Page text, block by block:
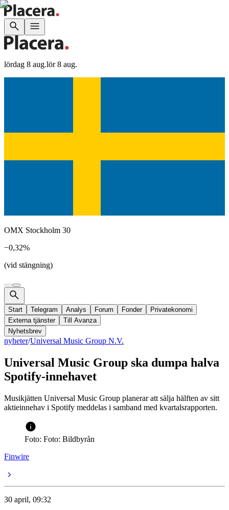
lördag 8 aug.lör 8 aug.
OMX Stockholm 30
−0,32%
(vid stängning)
Start Telegram Analys Forum Fonder
Privatekonomi
Externa tjänster
Till Avanza
Nyhetsbrev
nyheter/Universal Music Group N.V.
Universal Music Group ska dumpa halva
Spotify-innehavet
Musikjätten Universal Music Group planerar att sälja hälften av sitt
aktieinnehav i Spotify meddelas i samband med kvartalsrapporten.
Foto: Foto: Bildbyrån
Finwire
30 april, 09:32